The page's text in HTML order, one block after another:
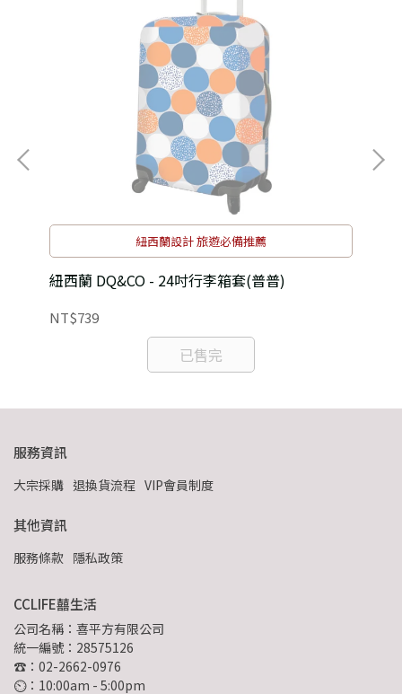
紐西蘭設計 旅遊必備推薦
紐西蘭 DQ&CO - 24吋行李箱套(普普)
NT$739
已售完
服務資訊
大宗採購 退換貨流程 VIP會員制度
其他資訊
服務條款 隱私政策
CCLIFE囍生活
公司名稱：喜平方有限公司
統一編號：28575126
☎：02-2662-0976
⏲︎：10:00am - 5:00pm